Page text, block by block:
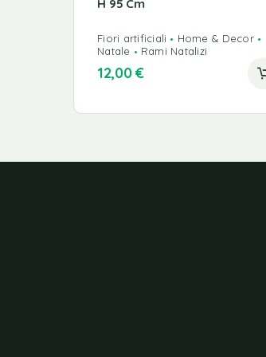
H 95 Cm
Fiori artificiali
Home & Decor
Natale
Rami Natalizi
12,00€